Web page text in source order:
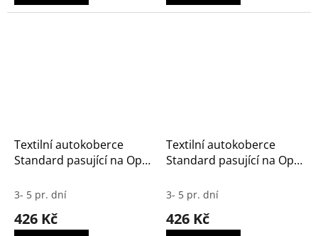
Textilní autokoberce
Standard pasující na Opel
3- 5 pr. dní
426 Kč
Textilní autokoberce
Standard pasující na Opel
3- 5 pr. dní
426 Kč